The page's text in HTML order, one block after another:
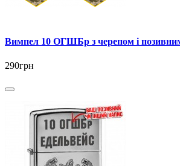
Вимпел 10 ОГШБр з черепом і
290грн